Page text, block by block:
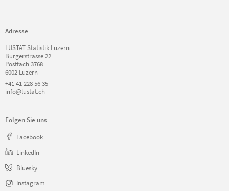
Adresse
LUSTAT Statistik Luzern
Burgerstrasse 22
Postfach 3768
6002 Luzern
+41 41 228 56 35
info@lustat.ch
Folgen Sie uns
Facebook
LinkedIn
Bluesky
Instagram